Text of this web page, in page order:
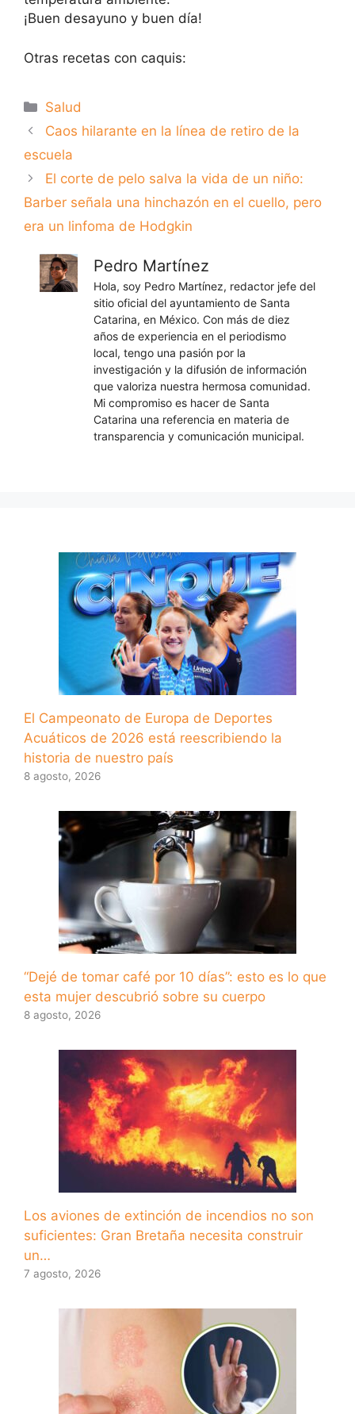
¡Buen desayuno y buen día!
Otras recetas con caquis:
Categorías
Salud
Caos hilarante en la línea de retiro de la
escuela
El corte de pelo salva la vida de un niño:
Barber señala una hinchazón en el cuello, pero
era un linfoma de Hodgkin
Pedro Martínez
Hola, soy Pedro Martínez, redactor jefe del
sitio oficial del ayuntamiento de Santa
Catarina, en México. Con más de diez
años de experiencia en el periodismo
local, tengo una pasión por la
investigación y la difusión de información
que valoriza nuestra hermosa comunidad.
Mi compromiso es hacer de Santa
Catarina una referencia en materia de
transparencia y comunicación municipal.
El Campeonato de Europa de Deportes
Acuáticos de 2026 está reescribiendo la
historia de nuestro país
8 agosto, 2026
“Dejé de tomar café por 10 días”: esto es lo que
esta mujer descubrió sobre su cuerpo
8 agosto, 2026
Los aviones de extinción de incendios no son
suficientes: Gran Bretaña necesita construir
un…
7 agosto, 2026